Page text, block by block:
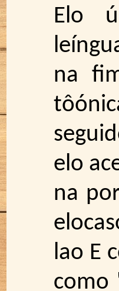
Elo
na
elo
na
lao E
como